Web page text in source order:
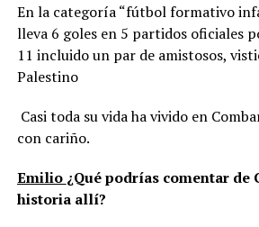
En la categoría “fútbol formativo
lleva 6 goles en 5 partidos oficiales
11 incluido un par de amistosos,
Palestino
Casi toda su vida ha vivido en
con cariño.
Emilio ¿Qué podrías comentar de
historia allí?